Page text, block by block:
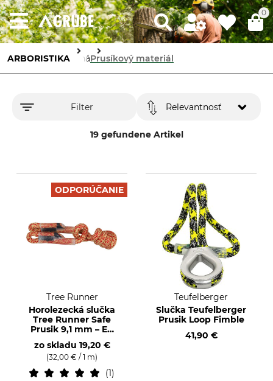
0
ARBORISTIKA LanáPrusíkový materiál
Filter
19 gefundene Artikel
Relevantnosť
ODPORÚČANIE
Tree Runner
Horolezecká slučka
Tree Runner Safe
Prusik 9,1 mm – EN
566
zo skladu 19,20 €
(32,00 € / 1 m)
1
Teufelberger
Slučka Teufelberger
Prusik Loop Fimble
41,90 €